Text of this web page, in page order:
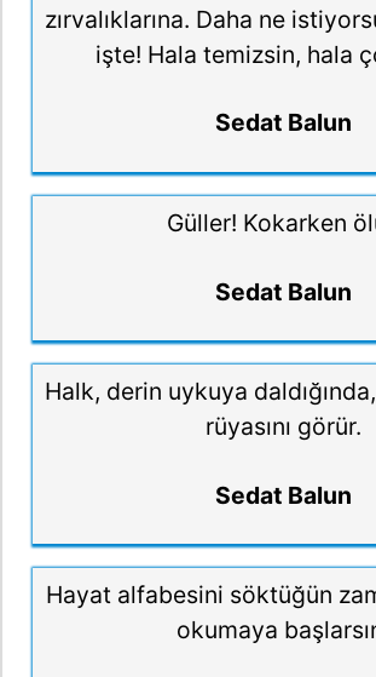
zırvalıklarına. Daha ne
işte! Hala temizsin, hala
Sedat Balun
Güller! Kokarken
Sedat Balun
Halk, derin uykuya
rüyasını görür.
Sedat Balun
Hayat alfabesini söktüğün
okumaya